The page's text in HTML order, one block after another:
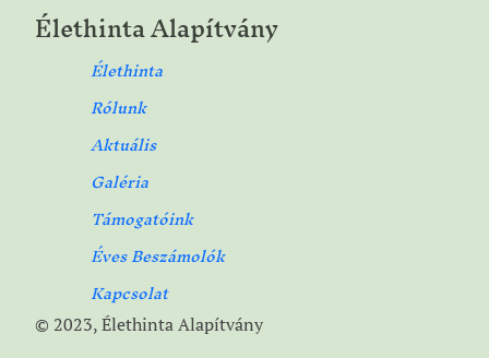
Élethinta Alapítvány
Élethinta
Rólunk
Aktuális
Galéria
Támogatóink
Éves Beszámolók
Kapcsolat
© 2023, Élethinta Alapítvány